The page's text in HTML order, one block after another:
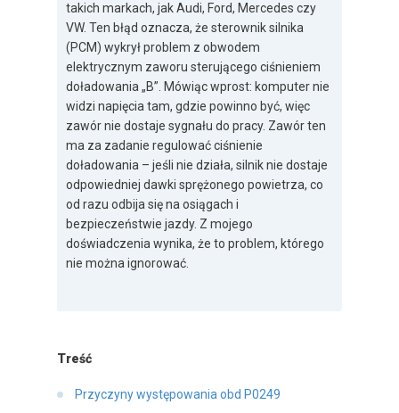
takich markach, jak Audi, Ford, Mercedes czy
VW. Ten błąd oznacza, że sterownik silnika
(PCM) wykrył problem z obwodem
elektrycznym zaworu sterującego ciśnieniem
doładowania „B”. Mówiąc wprost: komputer nie
widzi napięcia tam, gdzie powinno być, więc
zawór nie dostaje sygnału do pracy. Zawór ten
ma za zadanie regulować ciśnienie
doładowania – jeśli nie działa, silnik nie dostaje
odpowiedniej dawki sprężonego powietrza, co
od razu odbija się na osiągach i
bezpieczeństwie jazdy. Z mojego
doświadczenia wynika, że to problem, którego
nie można ignorować.
Treść
Przyczyny występowania obd P0249